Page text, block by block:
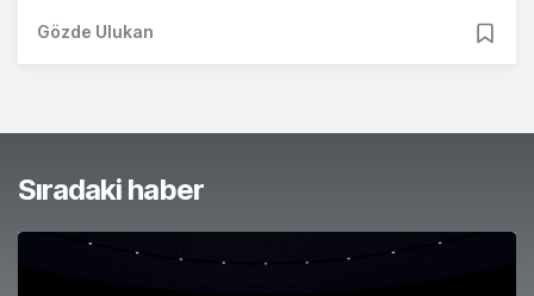
Gözde Ulukan
Sıradaki haber